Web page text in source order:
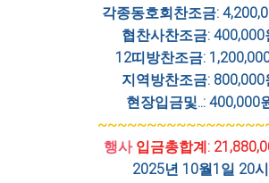
각종동호회찬조금:
협찬사찬조금: 400,000
12띠방찬조금:
지역방찬조금: 800,000
현장입금및..: 400,000
행사 입금총합계:
2025년 10월1일 20시